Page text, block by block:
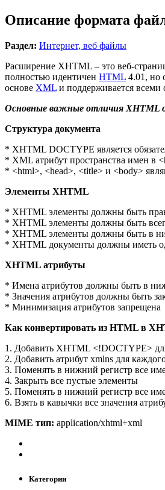
Описание формата
Раздел: Интернет, веб файлы
Расширение XHTML – это веб-
полностью идентичен HTML 4.01, но
основе XML и поддерживается
Основные важные отличия XHTML
Структура документа
* XHTML DOCTYPE является
* XML атрибут пространства имен в
* <html>, <head>, <title> и <body>
Элементы XHTML
* XHTML элементы должны быть
* XHTML элементы должны быть
* XHTML элементы должны быть в
* XHTML документы должны иметь
XHTML атрибуты
* Имена атрибутов должны быть в
* Значения атрибутов должны быть
* Минимизация атрибутов запрещена
Как конвертировать из HTML в
1. Добавить XHTML <!DOCTYPE>
2. Добавить атрибут xmlns для
3. Поменять в нижний регистр все
4. Закрыть все пустые элементы
5. Поменять в нижний регистр все
6. Взять в кавычки все значения
MIME тип: application/xhtml+xml
Категории